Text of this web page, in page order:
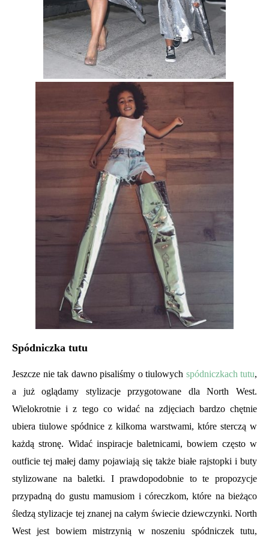
Spódniczka tutu
Jeszcze nie tak dawno pisaliśmy o tiulowych spódniczkach tutu,
a już oglądamy stylizacje przygotowane dla North West.
Wielokrotnie i z tego co widać na zdjęciach bardzo chętnie
ubiera tiulowe spódnice z kilkoma warstwami, które sterczą w
każdą stronę. Widać inspiracje baletnicami, bowiem często w
outficie tej małej damy pojawiają się także białe rajstopki i buty
stylizowane na baletki. I prawdopodobnie to te propozycje
przypadną do gustu mamusiom i córeczkom, które na bieżąco
śledzą stylizacje tej znanej na całym świecie dziewczynki. North
West jest bowiem mistrzynią w noszeniu spódniczek tutu,